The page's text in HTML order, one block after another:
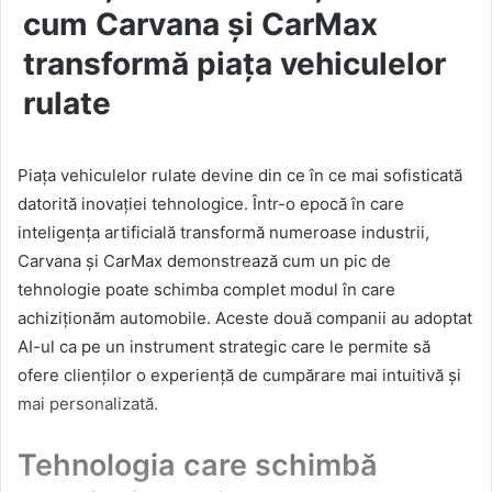
cum Carvana și CarMax
transformă piața vehiculelor
rulate
Piața vehiculelor rulate devine din ce în ce mai sofisticată
datorită inovației tehnologice. Într-o epocă în care
inteligența artificială transformă numeroase industrii,
Carvana și CarMax demonstrează cum un pic de
tehnologie poate schimba complet modul în care
achiziționăm automobile. Aceste două companii au adoptat
AI-ul ca pe un instrument strategic care le permite să
ofere clienților o experiență de cumpărare mai intuitivă și
mai personalizată.
Tehnologia care schimbă